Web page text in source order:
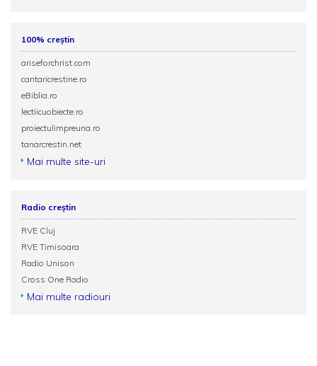
100% creștin
ariseforchrist.com
cantaricrestine.ro
eBiblia.ro
lectiicuobiecte.ro
proiectulimpreuna.ro
tanarcrestin.net
Mai multe site-uri
Radio creștin
RVE Cluj
RVE Timisoara
Radio Unison
Cross One Radio
Mai multe radiouri